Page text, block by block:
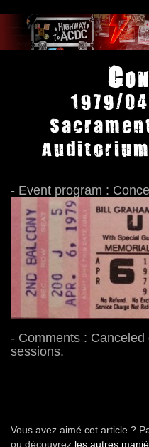
1979/
- Event program :
- Comments :
sessions.
Vous avez aimé cet article ?
ou découvrez les autres